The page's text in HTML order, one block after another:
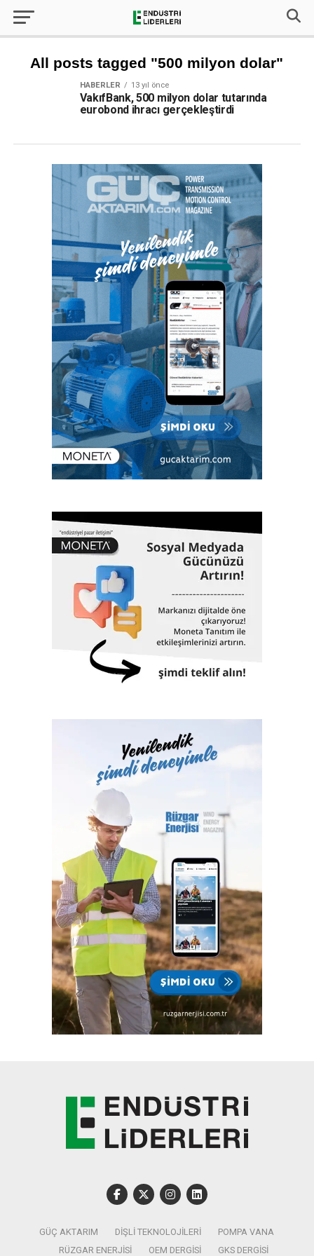
All posts tagged "500 milyon dolar"
HABERLER 13 yıl önce
VakıfBank, 500 milyon dolar tutarında
eurobond ihracı gerçekleştirdi
GÜÇ AKTARIM DIŞLI TEKNOLOJILERI
POMPA VANA
RÜZGAR ENERJISI
OEM DERGISI GKS DERGISI